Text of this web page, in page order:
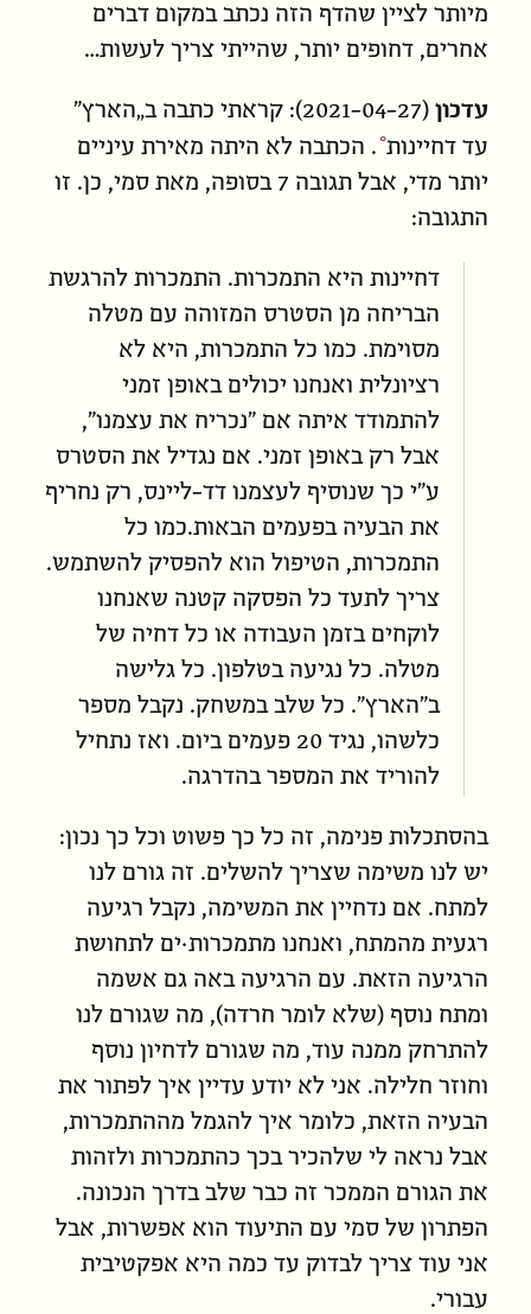
מיותר לציין שהדף הזה נכתב במקום דברים
אחרים, דחופים יותר, שהייתי צריך לעשות…
עדכון(2021-04-27): קראתי
כתבה ב„הארץ”
עד דחיינות . הכתבה לא היתה מאירת עיניים
יותר מדי, אבל תגובה 7 בסופה, מאת סמי, כן. זו
התגובה:
דחיינות היא התמכרות. התמכרות להרגשת
הבריחה מן הסטרס המזוהה עם מטלה
מסוימת. כמו כל התמכרות, היא לא
רציונלית ואנחנו יכולים באופן זמני
להתמודד איתה אם ״נכריח את עצמנו״,
אבל רק באופן זמני. אם נגדיל את הסטרס
ע״י כך שנוסיף לעצמנו דד-ליינס, רק נחריף
את הבעיה בפעמים הבאות.כמו כל
התמכרות, הטיפול הוא להפסיק להשתמש.
צריך לתעד כל הפסקה קטנה שאנחנו
לוקחים בזמן העבודה או כל דחיה של
מטלה. כל נגיעה בטלפון. כל גלישה
ב״הארץ״. כל שלב במשחק. נקבל מספר
כלשהו, נגיד 20 פעמים ביום. ואז נתחיל
להוריד את המספר בהדרגה.
בהסתכלות פנימה, זה כל כך פשוט וכל כך נכון:
יש לנו משימה שצריך להשלים. זה גורם לנו
למתח. אם נדחיין את המשימה, נקבל רגיעה
רגעית מהמתח, ואנחנו מתמכרות·ים לתחושת
הרגיעה הזאת. עם הרגיעה באה גם אשמה
ומתח נוסף (שלא לומר חרדה), מה שגורם לנו
להתרחק ממנה עוד, מה שגורם לדחיון נוסף
וחוזר חלילה. אני לא יודע עדיין איך לפתור את
הבעיה הזאת, כלומר איך להגמל מההתמכרות,
אבל נראה לי שלהכיר בכך כהתמכרות ולזהות
את הגורם הממכר זה כבר שלב בדרך הנכונה.
הפתרון של סמי עם התיעוד הוא אפשרות, אבל
אני עוד צריך לבדוק עד כמה היא אפקטיבית
עבורי.